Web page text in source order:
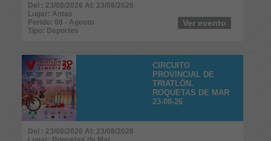
Del : 23/08/2026 Al: 23/08/2026
Lugar: Antas
Perido: 08 - Agosto
Tipo: Deportes
Ver evento
CIRCUITO
PROVINCIAL DE
TRIATLÓN.
ROQUETAS DE MAR
23-08-26
Del : 23/08/2026 Al: 23/08/2026